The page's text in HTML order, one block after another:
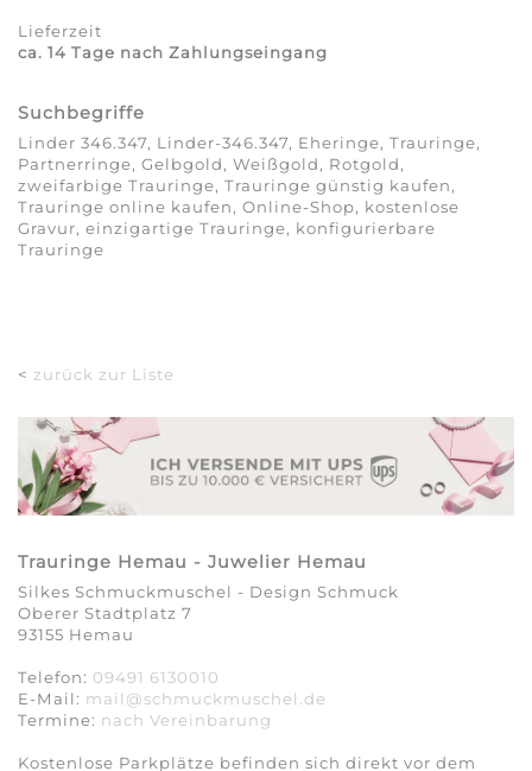
Lieferzeit
ca. 14 Tage nach Zahlungseingang
Suchbegriffe
Linder 346.347, Linder-346.347, Eheringe, Trauringe,
Partnerringe, Gelbgold, Weißgold, Rotgold,
zweifarbige Trauringe, Trauringe günstig kaufen,
Trauringe online kaufen, Online-Shop, kostenlose
Gravur, einzigartige Trauringe, konfigurierbare
Trauringe
< zurück zur Liste
Trauringe Hemau - Juwelier Hemau
Silkes Schmuckmuschel - Design Schmuck
Oberer Stadtplatz 7
93155 Hemau
Telefon: 09491 6130010
E-Mail: mail@schmuckmuschel.de
Termine: nach Vereinbarung​​​​​​​
Kostenlose Parkplätze befinden sich direkt vor dem